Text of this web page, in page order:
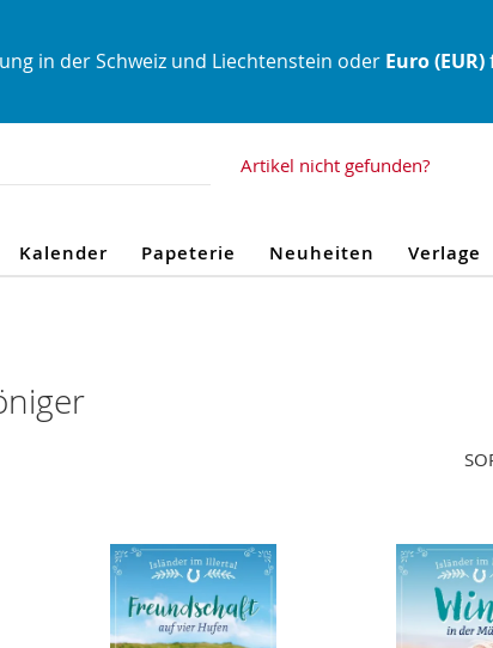
in der Schweiz und Liechtenstein oder Euro (EUR)
Artikel nicht gefunden?
Kalender Papeterie Neuheiten Verlage